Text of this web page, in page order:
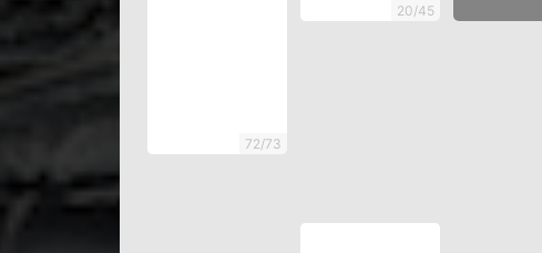
72/73
20/45